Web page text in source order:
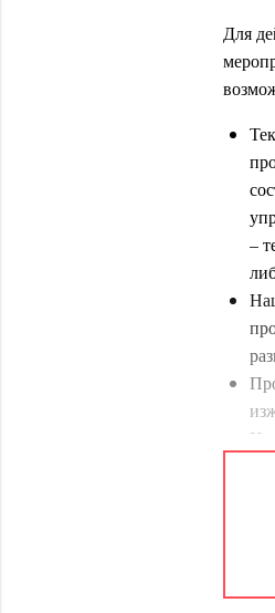
Для
–